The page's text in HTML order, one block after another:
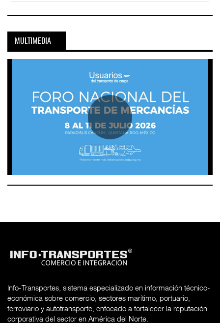
MULTIMEDIA
Info-Transportes, sistema especializado en información técnico-
económica sobre comercio, sectores marítimo, portuario,
ferroviario y autotransporte, enfocado a fortalecer la reputación
corporativa del sector en América del Norte.